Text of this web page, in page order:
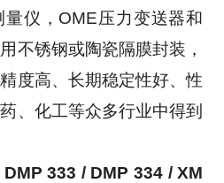
仪，OME压力变送器和
不锈钢或陶瓷隔膜封装，
度高、长期稳定性好、性
、化工等众多行业中得到
333 / DMP 334 / XM